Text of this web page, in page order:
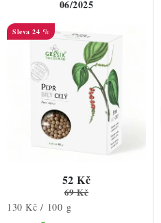
d
u
o
d
06/2025
24 %
52 Kč
69 Kč
Měrná
130 Kč / 100 g